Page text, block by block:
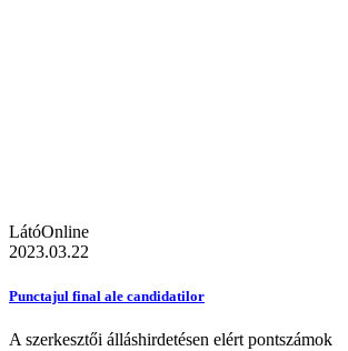
LátóOnline
2023.03.22
Punctajul final ale candidatilor
A szerkesztői álláshirdetésen elért pontszámok